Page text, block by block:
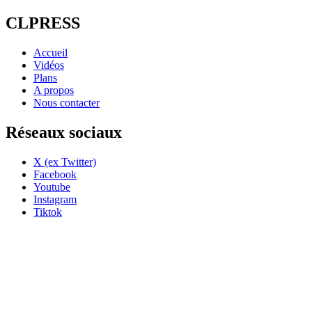
CLPRESS
Accueil
Vidéos
Plans
A propos
Nous contacter
Réseaux sociaux
X (ex Twitter)
Facebook
Youtube
Instagram
Tiktok